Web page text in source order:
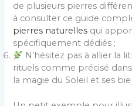
de plusieurs pierres
à consulter ce guide
pierres naturelles qui
spécifiquement dédiés ;
N’hésitez pas à allier la
rituels comme précisé
la magie du Soleil et ses